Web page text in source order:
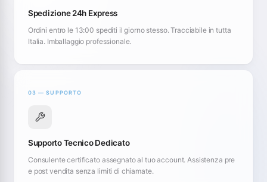
Spedizione 24h Express
Ordini entro le 13:00 spediti il giorno stesso. Tracciabile in tutta
Italia. Imballaggio professionale.
03 — SUPPORTO
Supporto Tecnico Dedicato
Consulente certificato assegnato al tuo account. Assistenza pre
e post vendita senza limiti di chiamate.